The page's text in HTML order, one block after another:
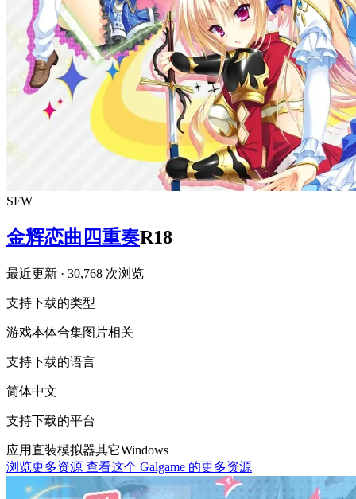
SFW
金辉恋曲四重奏R18
最近更新 · 30,768 次浏览
支持下载的类型
游戏本体合集图片相关
支持下载的语言
简体中文
支持下载的平台
应用直装模拟器其它Windows
浏览更多资源 查看这个 Galgame 的更多资源